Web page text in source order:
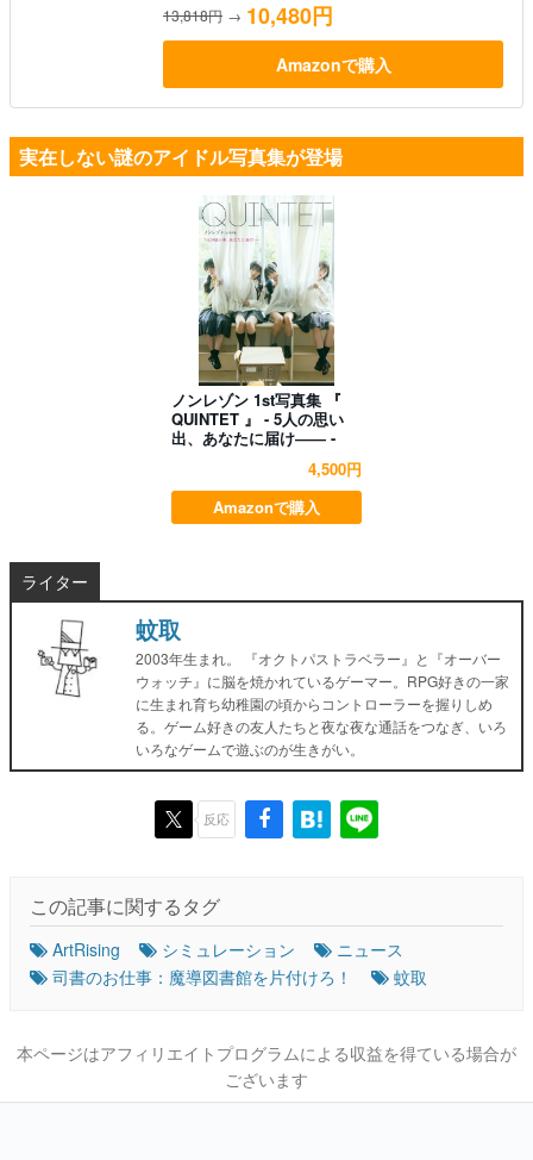
13,818円 → 10,480円
Amazonで購入
実在しない謎のアイドル写真集が登場
ノンレゾン 1st写真集 『
QUINTET 』 - 5人の思い
出、あなたに届け―― -
4,500円
Amazonで購入
ライター
蚊取
2003年生まれ。 『オクトパストラベラー』と『オーバー
ウォッチ』に脳を焼かれているゲーマー。RPG好きの一家
に生まれ育ち幼稚園の頃からコントローラーを握りしめ
る。ゲーム好きの友人たちと夜な夜な通話をつなぎ、いろ
いろなゲームで遊ぶのが生きがい。
反応
この記事に関するタグ
ArtRising シミュレーション
ニュース
司書のお仕事：魔導図書館を片付けろ！
蚊取
本ページはアフィリエイトプログラムによる収益を得ている場合が
ございます